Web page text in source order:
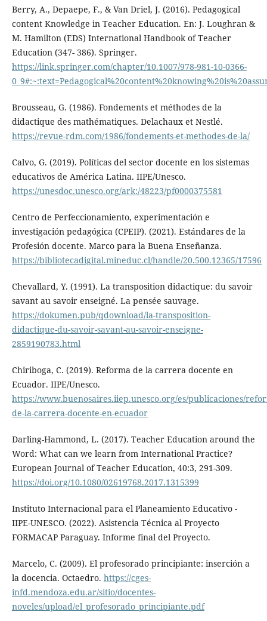
Berry, A., Depaepe, F., & Van Driel, J. (2016). Pedagogical
content Knowledge in Teacher Education. En: J. Loughran &
M. Hamilton (EDS) International Handbook of Teacher
Education (347- 386). Springer.
https://link.springer.com/chapter/10.1007/978-981-10-0366-
Brousseau, G. (1986). Fondements et méthodes de la
didactique des mathématiques. Delachaux et Nestlé.
https://revue-rdm.com/1986/fondements-et-methodes-de-la/
Calvo, G. (2019). Políticas del sector docente en los sistemas
educativos de América Latina. IIPE/Unesco.
https://unesdoc.unesco.org/ark:/48223/pf0000375581
Centro de Perfeccionamiento, experimentación e
investigación pedagógica (CPEIP). (2021). Estándares de la
Profesión docente. Marco para la Buena Enseñanza.
https://bibliotecadigital.mineduc.cl/handle/20.500.12365/17596
Chevallard, Y. (1991). La transposition didactique: du savoir
savant au savoir enseigné. La pensée sauvage.
https://dokumen.pub/qdownload/la-transposition-
didactique-du-savoir-savant-au-savoir-enseigne-
2859190783.html
Chiriboga, C. (2019). Reforma de la carrera docente en
Ecuador. IIPE/Unesco.
https://www.buenosaires.iiep.unesco.org/es/publicaciones/
de-la-carrera-docente-en-ecuador
Darling-Hammond, L. (2017). Teacher Education around the
Word: What can we learn from International Practice?
European Journal of Teacher Education, 40:3, 291-309.
https://doi.org/10.1080/02619768.2017.1315399
Instituto Internacional para el Planeamiento Educativo -
IIPE-UNESCO. (2022). Asistencia Técnica al Proyecto
FORMACAP Paraguay. Informe final del Proyecto.
Marcelo, C. (2009). El profesorado principiante: inserción a
la docencia. Octaedro. https://cges-
infd.mendoza.edu.ar/sitio/docentes-
noveles/upload/el_profesorado_principiante.pdf